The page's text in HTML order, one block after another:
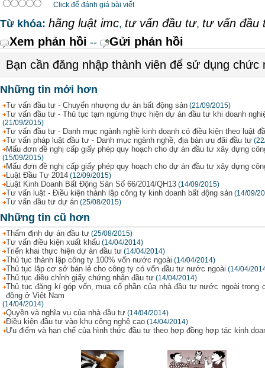
Click để đánh giá bài viết
Từ khóa: hãng luật imc, tư vấn đầu tư, tư vấn đầu
Xem phản hồi --
Gửi phản hồi
Bạn cần đăng nhập thành viên để sử dụng chức
Những tin mới hơn
Tư vấn đầu tư - Chuyển nhượng dự án bất động sản (21/09/2015)
Tư vấn đầu tư - Thủ tục tạm ngừng thực hiện dự án đầu tư khi doanh
(21/09/2015)
Tư vấn đầu tư - Danh mục ngành nghề kinh doanh có điều kiện theo luật
Tư vấn pháp luật đầu tư - Danh mục ngành nghề, địa bàn ưu đãi đầu tư
Mấu đơn đề nghị cấp giấy phép quy hoạch cho dự án đầu tư xây dựng
(15/09/2015)
Mấu đơn đề nghị cấp giấy phép quy hoạch cho dự án đầu tư xây dựng
Luật Đầu Tư 2014 (12/09/2015)
Luật Kinh Doanh Bất Động Sản Số 66/2014/QH13 (14/09/2015)
Tư vấn luật - Điều kiện thành lập công ty kinh doanh bất động sản (14/09/
Tư vấn đầu tư dự án (25/08/2015)
Những tin cũ hơn
Thẩm định dự án đầu tư (25/08/2015)
Tư vấn điều kiện xuất khẩu (14/04/2014)
Triển khai thực hiện dự án đầu tư (14/04/2014)
Thủ tục thành lập công ty 100% vốn nước ngoài (14/04/2014)
Thủ tục lập cơ sở bán lẻ cho công ty có vốn đầu tư nước ngoài (14/04/
Thủ tục điều chỉnh giấy chứng nhận đầu tư (14/04/2014)
Thủ tục đăng kí góp vốn, mua cổ phần của nhà đầu tư nước ngoài trong
động ở Việt Nam
(14/04/2014)
Quyền và nghĩa vụ của nhà đầu tư (14/04/2014)
Điều kiện đầu tư vào khu công nghệ cao (14/04/2014)
Ưu điểm và hạn chế của hình thức đầu tư theo hợp đồng hợp tác kinh